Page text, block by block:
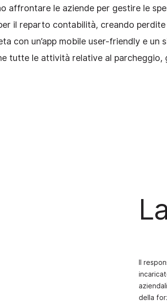
affrontare le aziende per gestire le
il reparto contabilità, creando
con un’app mobile user-friendly e
tutte le attività relative al
Il
della